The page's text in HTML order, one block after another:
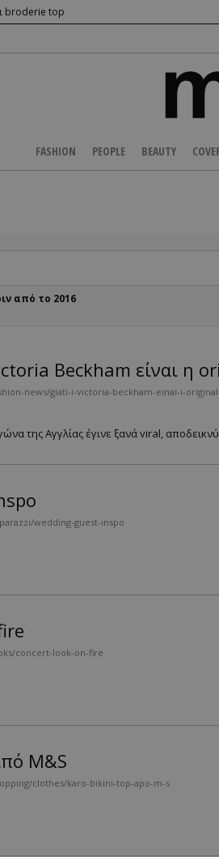
broderie top
FASHION PEOPLE BEAUTY
από το 2016
Beckham είναι η
news/giati-i-victoria-beckham-einai-i-
της Αγγλίας έγινε ξανά viral,
wedding-guest-inspo
concert-look-on-fire
M&S
clothes/karo-bikini-top-apo-m-s